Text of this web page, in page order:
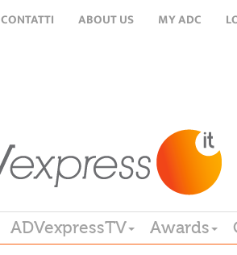
CONTATTI ABOUT US MY ADC
ADVexpressTV Awards